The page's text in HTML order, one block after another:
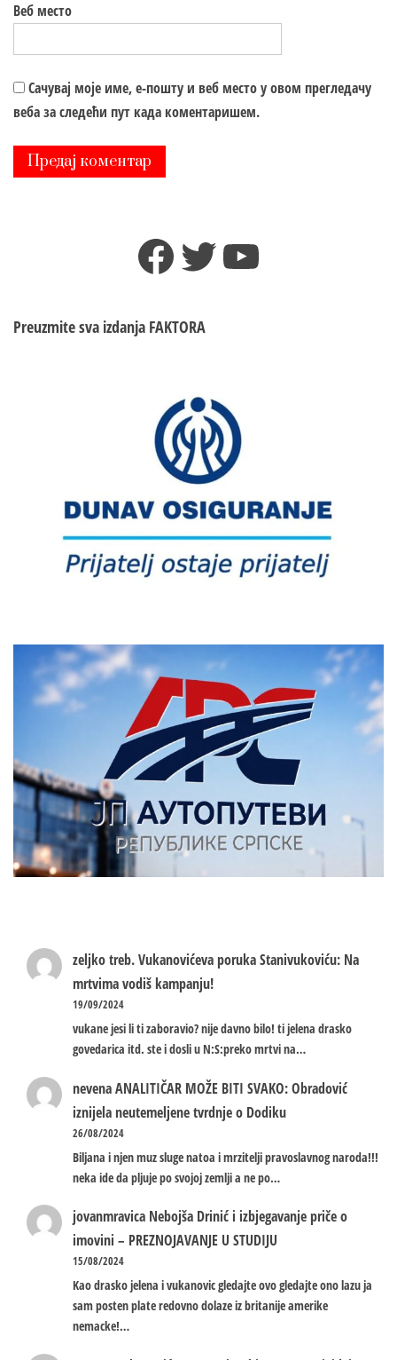
Веб место
Сачувај моје име, е-пошту и веб место у овом прегледачу
веба за следећи пут када коментаришем.
Facebook
TwitterYouTube
Preuzmite sva izdanja FAKTORA
zeljko treb.Vukanovićeva poruka Stanivukoviću: Na
mrtvima vodiš kampanju!
19/09/2024
vukane jesi li ti zaboravio? nije davno bilo! ti jelena drasko
govedarica itd. ste i dosli u N:S:preko mrtvi na…
nevenaANALITIČAR MOŽE BITI SVAKO: Obradović
iznijela neutemeljene tvrdnje o Dodiku
26/08/2024
Biljana i njen muz sluge natoa i mrzitelji pravoslavnog naroda!!!
neka ide da pljuje po svojoj zemlji a ne po…
jovanmravica Nebojša Drinić i izbjegavanje priče o
imovini – PREZNOJAVANJE U STUDIJU
15/08/2024
Kao drasko jelena i vukanovic gledajte ovo gledajte ono lazu ja
sam posten plate redovno dolaze iz britanije amerike
nemacke!…